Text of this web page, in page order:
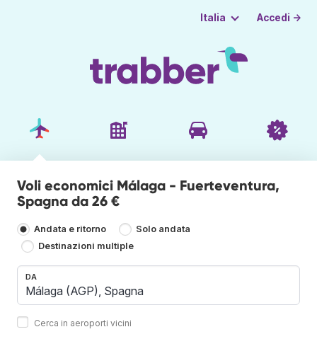
Italia Accedi →
Voli economici Málaga - Fuerteventura,
Spagna da 26 €
Andata e ritorno
Solo andata
Destinazioni multiple
DA
Cerca in aeroporti vicini